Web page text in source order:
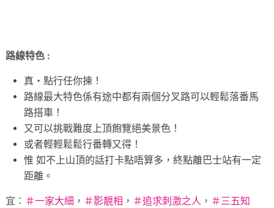
路線特色 :
真・點行任你揀！
路線最大特色係有途中都有兩個分叉路可以輕鬆落番馬
路搭車！
又可以挑戰難度上頂飽覽絕美景色！
或者輕輕鬆鬆行番轉又得！
惟 如不上山頂的話打卡點唔算多，終點離巴士站有一定
距離。
宜： ＃一家大細 ， ＃影靚相 ， ＃追求刺激之人 ， ＃三五知